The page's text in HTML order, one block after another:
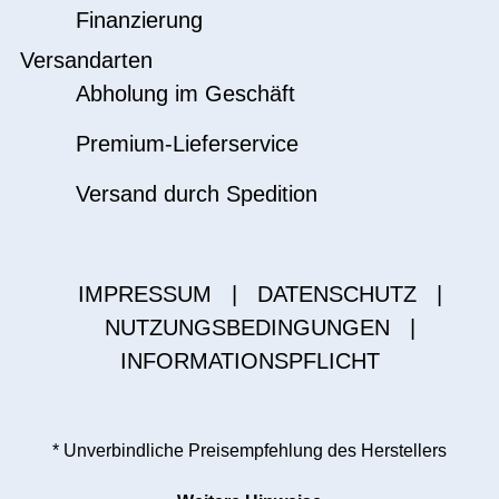
Finanzierung
Versandarten
Abholung im Geschäft
Premium-Lieferservice
Versand durch Spedition
IMPRESSUM DATENSCHUTZ
NUTZUNGSBEDINGUNGEN
INFORMATIONSPFLICHT
* Unverbindliche Preisempfehlung des Herstellers